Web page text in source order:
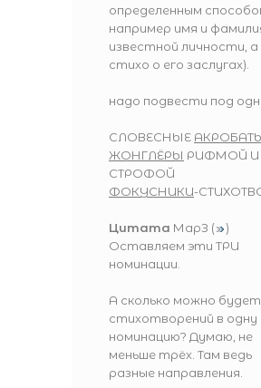
определенным
например имя и
известной личности,
стихо о его заслугах).
надо подвести под
СЛОВЕСНЫЕ
ЖОНГЛЁРЫ РИФМОЙ И
СТРОФОЙ
ФОКУСНИКИ-
Цитата МарЗ (
)
Оставляем эти ТРИ
номинации.
А сколько можно будет
стихотворений в одну
номинацию? Думаю, не
меньше трёх. Там ведь
разные направления.